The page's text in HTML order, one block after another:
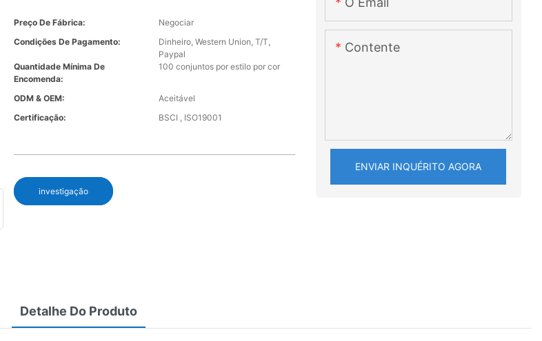
Preço De Fábrica:
Negociar
Condições De Pagamento:
Dinheiro, Western Union, T/T,
Paypal
Quantidade Mínima De
Encomenda:
100 conjuntos por estilo por cor
ODM & OEM:
Aceitável
Certificação:
BSCI , ISO19001
investigação
Contente
ENVIAR INQUÉRITO AGORA
Detalhe Do Produto